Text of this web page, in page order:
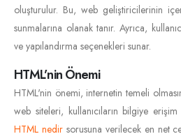
oluşturulur. Bu, web geliştiricilerinin
sunmalarına olanak tanır. Ayrıca,
ve yapılandırma seçenekleri sunar.
HTML’nin Önemi
HTML'nin önemi, internetin temeli
web siteleri, kullanıcıların bilgiye
HTML nedirsorusuna verilecek en net